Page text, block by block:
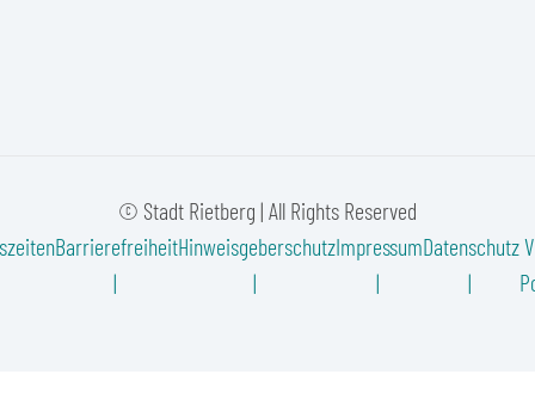
© Stadt Rietberg | All Rights Reserved
BarrierefreiheitHinweisgeberschutzImpressumDatenschutz